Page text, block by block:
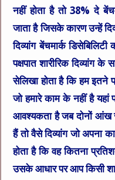
नहीं होता है तो 38% दे
जाता है जिसके कारण उन्हें
दिव्यांग बेंचमार्क
पक्षपात शारीरिक दिव्यांग
सेलिखा होता है कि हम इतने
जो हमारे काम के नहीं है यहां
आवश्यकता है जब दोनों आंख
हैं तो वैसे दिव्यांग जो अपना
होता है कि वह कितना
उसके आधार पर आप किसी